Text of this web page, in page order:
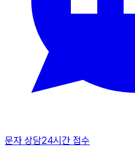
문자 상담24시간 접수